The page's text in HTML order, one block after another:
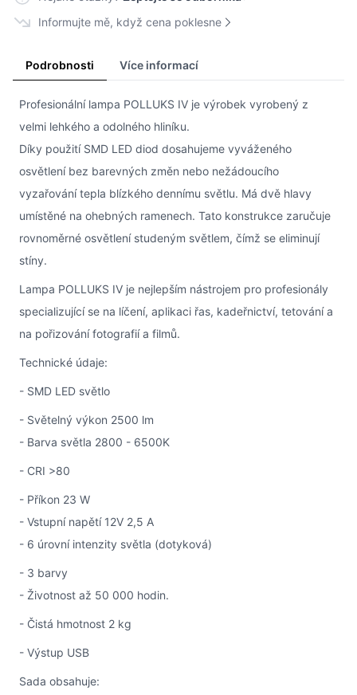
Informujte mě, když cena poklesne
Podrobnosti Více informací
Profesionální lampa POLLUKS IV je výrobek vyrobený z
velmi lehkého a odolného hliníku.
Díky použití SMD LED diod dosahujeme vyváženého
osvětlení bez barevných změn nebo nežádoucího
vyzařování tepla blízkého dennímu světlu. Má dvě hlavy
umístěné na ohebných ramenech. Tato konstrukce zaručuje
rovnoměrné osvětlení studeným světlem, čímž se eliminují
stíny.
Lampa POLLUKS IV je nejlepším nástrojem pro profesionály
specializující se na líčení, aplikaci řas, kadeřnictví, tetování a
na pořizování fotografií a filmů.
Technické údaje:
- SMD LED světlo
- Světelný výkon 2500 lm
- Barva světla 2800 - 6500K
- CRI >80
- Příkon 23 W
- Vstupní napětí 12V 2,5 A
- 6 úrovní intenzity světla (dotyková)
- 3 barvy
- Životnost až 50 000 hodin.
- Čistá hmotnost 2 kg
- Výstup USB
Sada obsahuje: